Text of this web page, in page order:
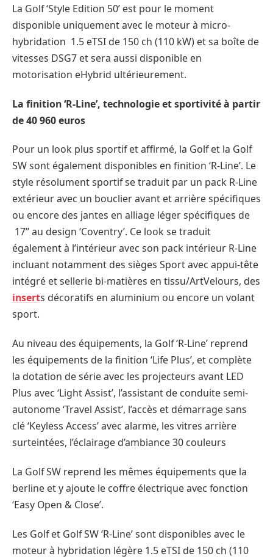
La Golf ‘Style Edition 50’ est pour le moment
disponible uniquement avec le moteur à micro-
hybridation 1.5 eTSI de 150 ch (110 kW) et sa boîte de
vitesses DSG7 et sera aussi disponible en
motorisation eHybrid ultérieurement.
La finition ‘R-Line’, technologie et sportivité à partir
de 40 960 euros
Pour un look plus sportif et affirmé, la Golf et la Golf
SW sont également disponibles en finition ‘R-Line’. Le
style résolument sportif se traduit par un pack R-Line
extérieur avec un bouclier avant et arrière spécifiques
ou encore des jantes en alliage léger spécifiques de
17’’ au design ‘Coventry’. Ce look se traduit
également à l’intérieur avec son pack intérieur R-Line
incluant notamment des sièges Sport avec appui-tête
intégré et sellerie bi-matières en tissu/ArtVelours, des
inserts décoratifs en aluminium ou encore un volant
sport.
Au niveau des équipements, la Golf ‘R-Line’ reprend
les équipements de la finition ‘Life Plus’, et complète
la dotation de série avec les projecteurs avant LED
Plus avec ‘Light Assist’, l’assistant de conduite semi-
autonome ‘Travel Assist’, l’accès et démarrage sans
clé ‘Keyless Access’ avec alarme, les vitres arrière
surteintées, l’éclairage d’ambiance 30 couleurs
La Golf SW reprend les mêmes équipements que la
berline et y ajoute le coffre électrique avec fonction
‘Easy Open & Close’.
Les Golf et Golf SW ‘R-Line’ sont disponibles avec le
moteur à hybridation légère 1.5 eTSI de 150 ch (110